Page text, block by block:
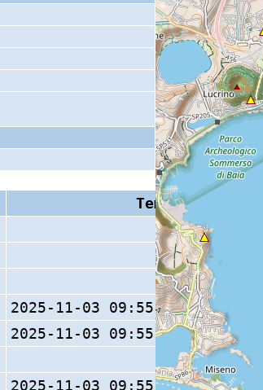
Tempo S (W/M/O)
2025-11-03 09:55:27.4 (0/ / )
2025-11-03 09:55:27.3 (0/ / )
2025-11-03 09:55:27.7 (0/ / )